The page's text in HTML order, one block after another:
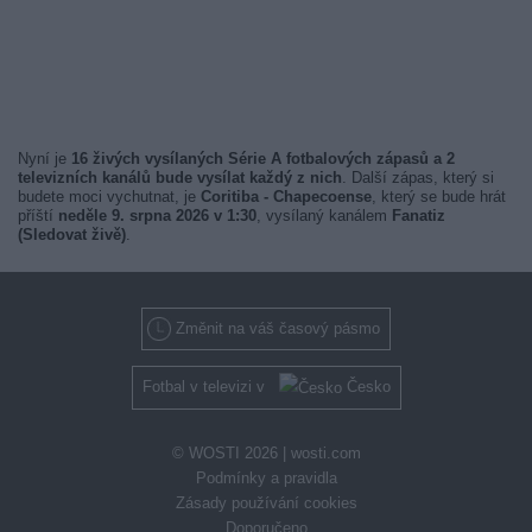
Nyní je 16 živých vysílaných Série A fotbalových zápasů a 2
televizních kanálů bude vysílat každý z nich. Další zápas, který si
budete moci vychutnat, je Coritiba - Chapecoense, který se bude hrát
příští neděle 9. srpna 2026 v 1:30, vysílaný kanálem Fanatiz
(Sledovat živě).
Změnit na váš časový pásmo
Fotbal v televizi v Česko
© WOSTI 2026 | wosti.com
Podmínky a pravidla
Zásady používání cookies
Doporučeno